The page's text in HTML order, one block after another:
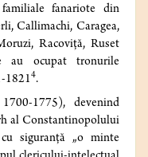
fanariote din
Callimachi, Caragea,
Racoviță, Ruset
au ocupat tronurile
18214.
1775), devenind
al Constantinopolului
siguranță „o minte